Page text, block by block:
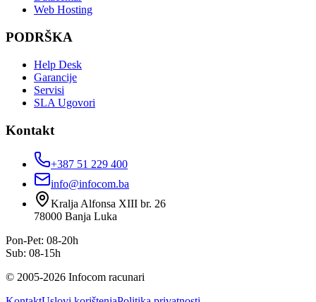
Web Hosting
PODRŠKA
Help Desk
Garancije
Servisi
SLA Ugovori
Kontakt
+387 51 229 400
info@infocom.ba
Kralja Alfonsa XIII br. 26
78000 Banja Luka
Pon-Pet: 08-20h
Sub: 08-15h
© 2005-2026 Infocom racunari